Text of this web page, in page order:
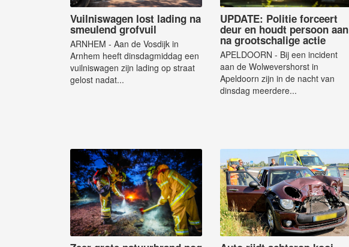
Vuilniswagen lost lading na
smeulend grofvuil
ARNHEM - Aan de Vosdijk in
Arnhem heeft dinsdagmiddag een
vuilniswagen zijn lading op straat
gelost nadat...
UPDATE: Politie forceert
deur en houdt persoon aan
na grootschalige actie
APELDOORN - Bij een incident
aan de Wolwevershorst in
Apeldoorn zijn in de nacht van
dinsdag meerdere...